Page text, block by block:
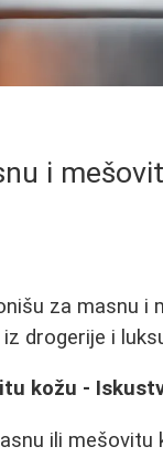
i
za masnu
drogerije i
kožu -
ili